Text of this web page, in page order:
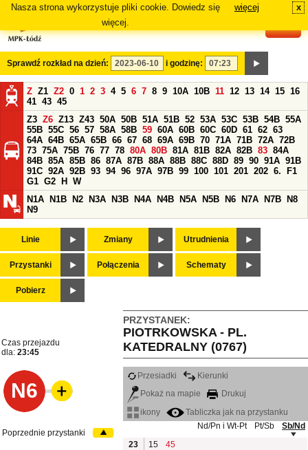
Nasza strona wykorzystuje pliki cookie. Dowiedz się
więcej.
więcej x
Sprawdź rozkład na dzień: i godzinę:
Z Z1 Z2 0 1 2 3 4 5 6 7 8 9 10A 10B 11 12 13 14 15 16
41 43 45
Z3 Z6 Z13 Z43 50A 50B 51A 51B 52 53A 53C 53B 54B 55A
55B 55C 56 57 58A 58B 59 60A 60B 60C 60D 61 62 63
64A 64B 65A 65B 66 67 68 69A 69B 70 71A 71B 72A 72B
73 75A 75B 76 77 78 80A 80B 81A 81B 82A 82B 83 84A
84B 85A 85B 86 87A 87B 88A 88B 88C 88D 89 90 91A 91B
91C 92A 92B 93 94 96 97A 97B 99 100 101 201 202 6.
F1
G1 G2 H
W
N1A
N1B N2 N3A N3B N4A N4B N5A N5B N6 N7A N7B
N8
N9
Linie Zmiany Utrudnienia
Przystanki Połączenia Schematy
Pobierz
PRZYSTANEK:
PIOTRKOWSKA - PL.
KATEDRALNY (0767)
Czas przejazdu
dla: 23:45
N6
Przesiadki
Kierunki
Pokaż na mapie
Drukuj
ikony
Tabliczka jak na przystanku
Nd/Pn i Wt-Pt
Pt/Sb
Sb/Nd
23
15
45
Poprzednie przystanki